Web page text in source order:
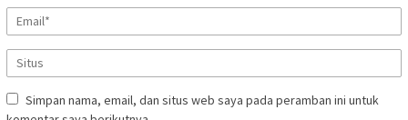
Simpan nama, email, dan situs web saya pada peramban ini untuk